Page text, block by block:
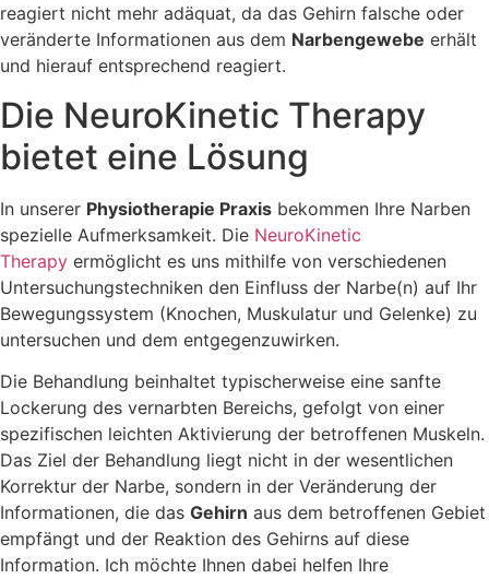
reagiert nicht mehr adäquat, da das Gehirn falsche oder
veränderte Informationen aus dem Narbengewebe erhält
und hierauf entsprechend reagiert.
Die NeuroKinetic Therapy
bietet eine Lösung
In unserer Physiotherapie Praxis bekommen Ihre Narben
spezielle Aufmerksamkeit. Die NeuroKinetic
Therapy ermöglicht es uns mithilfe von verschiedenen
Untersuchungstechniken den Einfluss der Narbe(n) auf Ihr
Bewegungssystem (Knochen, Muskulatur und Gelenke) zu
untersuchen und dem entgegenzuwirken.
Die Behandlung beinhaltet typischerweise eine sanfte
Lockerung des vernarbten Bereichs, gefolgt von einer
spezifischen leichten Aktivierung der betroffenen Muskeln.
Das Ziel der Behandlung liegt nicht in der wesentlichen
Korrektur der Narbe, sondern in der Veränderung der
Informationen, die das Gehirn aus dem betroffenen Gebiet
empfängt und der Reaktion des Gehirns auf diese
Information. Ich möchte Ihnen dabei helfen Ihre